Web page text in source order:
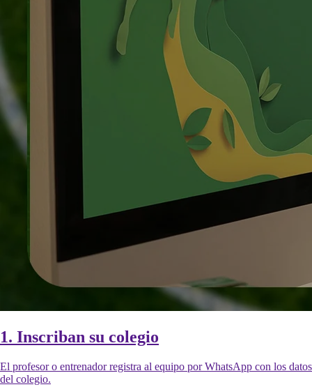
1. Inscriban su colegio
El profesor o entrenador registra al equipo por WhatsApp con los datos
del colegio.